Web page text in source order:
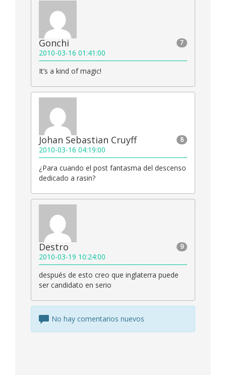
7
Gonchi
2010-03-16 01:41:00
It’s a kind of magic!
8
Johan Sebastian Cruyff
2010-03-16 04:19:00
¿Para cuando el post fantasma del descenso
dedicado a rasin?
9
Destro
2010-03-19 10:24:00
después de esto creo que inglaterra puede
ser candidato en serio
No hay comentarios nuevos